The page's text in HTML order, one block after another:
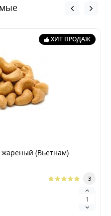
ХИТ ПРОДАЖ
(Вьетнам)
3